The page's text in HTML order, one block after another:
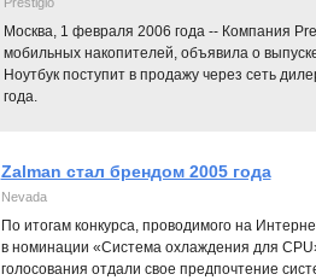
Москва, 1 февраля 2006 года -- Компания
мобильных накопителей, объявила о
Ноутбук поступит в продажу через сеть
года.
Zalman стал брендом 2005 года
Nevada
По итогам конкурса, проводимого на
в номинации «Система охлаждения для
голосования отдали свое предпочтение